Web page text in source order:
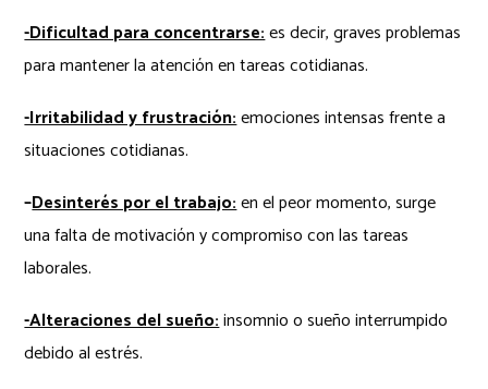
-Dificultad para concentrarse:es decir, graves problemas
para mantener la atención en tareas cotidianas.
-Irritabilidad y frustración:emociones intensas frente a
situaciones cotidianas.
–Desinterés por el trabajo:en el peor momento, surge
una falta de motivación y compromiso con las tareas
laborales.
-Alteraciones del sueño:insomnio o sueño interrumpido
debido al estrés.